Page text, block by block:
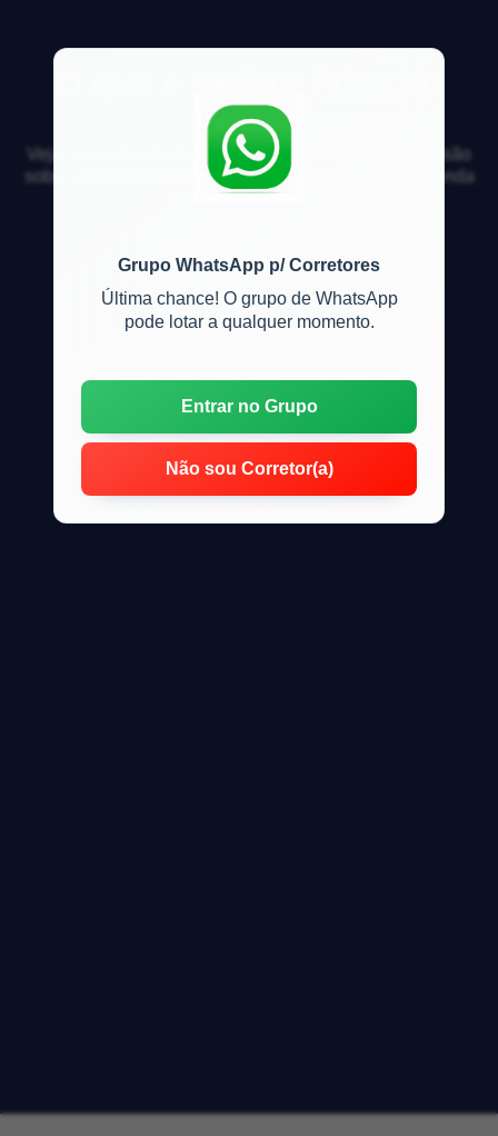
Grupo WhatsApp p/ Corretores
Última chance! O grupo de WhatsApp
pode lotar a qualquer momento.
Entrar no Grupo
Não sou Corretor(a)
SAC?
Veja respostas de especialistas e participe da discussão
sobre mercado imobiliário, financiamento, compra, venda
e locação de imóveis